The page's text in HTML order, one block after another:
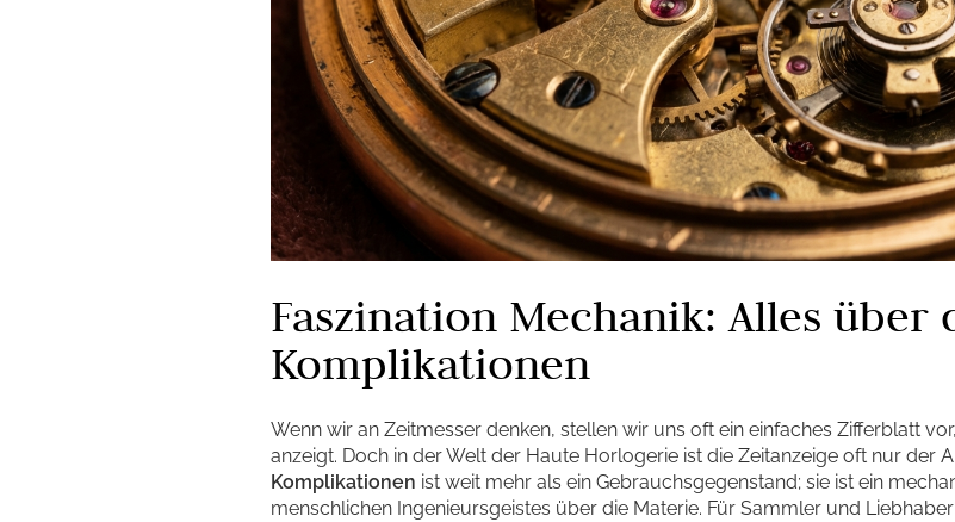
Faszination Mechanik: Alles über
Komplikationen
Wenn wir an Zeitmesser denken, stellen wir uns oft ein einfaches Zifferblatt
anzeigt. Doch in der Welt der Haute Horlogerie ist die Zeitanzeige oft nur der
Komplikationen ist weit mehr als ein Gebrauchsgegenstand; sie ist ein
menschlichen Ingenieursgeistes über die Materie. Für Sammler und